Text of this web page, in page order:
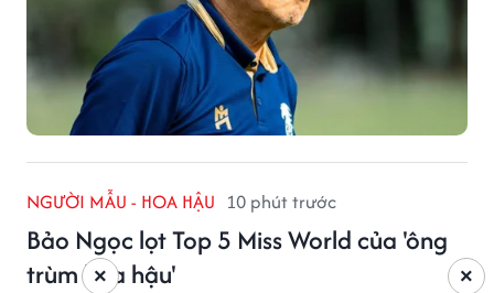
NGƯỜI MẪU - HOA HẬU 10 phút trước
Bảo Ngọc lọt Top 5 Miss World của 'ông
trùm hoa hậu'
×
×